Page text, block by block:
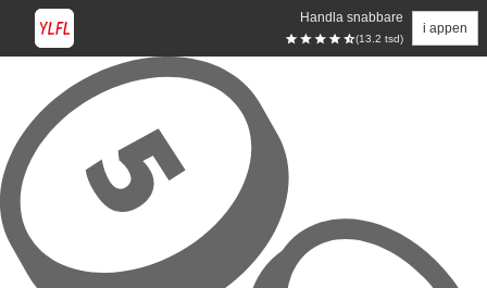
Handla snabbare
(13.2 tsd)
i appen
Hoppa till huvudinnehåll